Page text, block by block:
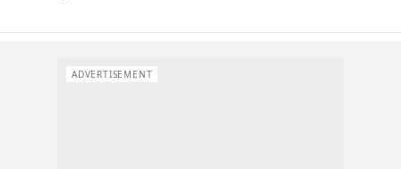
ADVERTISEMENT